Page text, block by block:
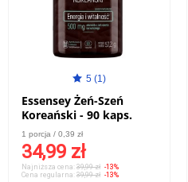
5 (1)
Essensey Żeń-Szeń
Koreański - 90 kaps.
1 porcja / 0,39 zł
34,99 zł
Najniższa cena: 39,99 zł -13%
Cena regularna: 39,99 zł -13%